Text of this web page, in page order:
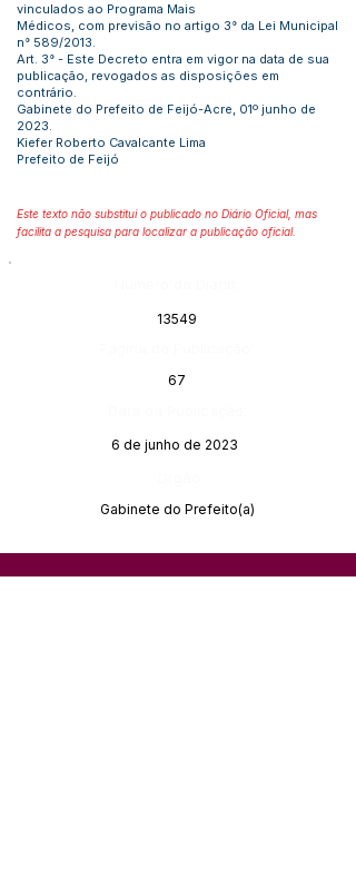
vinculados ao Programa Mais
Médicos, com previsão no artigo 3° da Lei Municipal
n° 589/2013.
Art. 3° - Este Decreto entra em vigor na data de sua
publicação, revogados as disposições em
contrário.
Gabinete do Prefeito de Feijó-Acre, 01º junho de
2023.
Kiefer Roberto Cavalcante Lima
Prefeito de Feijó
Este texto não substitui o publicado no Diário Oficial, mas
facilita a pesquisa para localizar a publicação oficial.
13549
67
6 de junho de 2023
Gabinete do Prefeito(a)